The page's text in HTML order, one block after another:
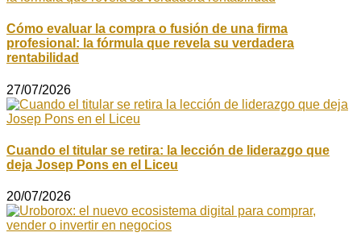
Cómo evaluar la compra o fusión de una firma
profesional: la fórmula que revela su verdadera
rentabilidad
27/07/2026
Cuando el titular se retira: la lección de liderazgo que
deja Josep Pons en el Liceu
20/07/2026